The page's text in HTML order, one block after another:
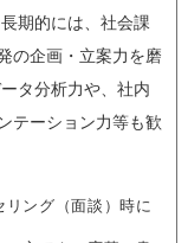
期的には、社会課
の企画・立案力を磨
タ分析力や、社内
テーション力等も歓
ング（面談）時に